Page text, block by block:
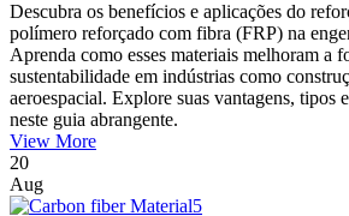
Descubra os benefícios e aplicações do
polímero reforçado com fibra (FRP) na
Aprenda como esses materiais melhoram a
sustentabilidade em indústrias como
aeroespacial. Explore suas vantagens, tipos
neste guia abrangente.
View More
20
Aug